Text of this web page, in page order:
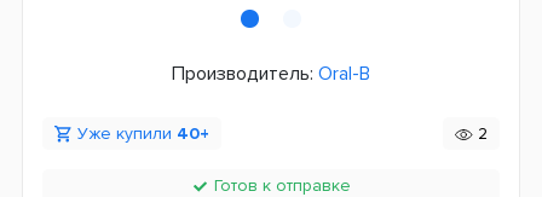
Производитель: Oral-B
Уже купили 40+ 2
Готов к отправке